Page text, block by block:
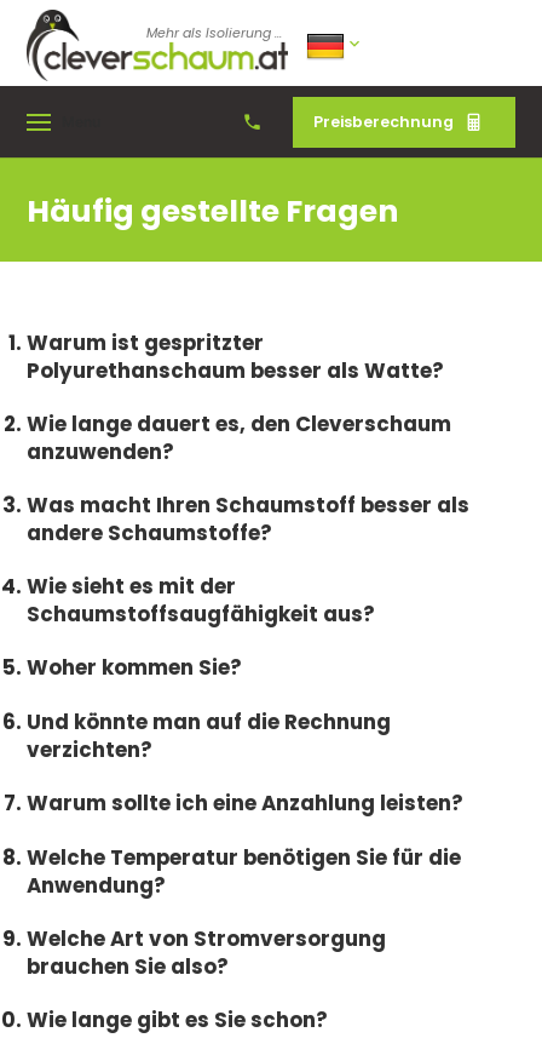
Mehr als Isolierung ...
Preisberechnung
Häufig gestellte Fragen
Warum ist gespritzter
Polyurethanschaum besser als Watte?
Wie lange dauert es, den Cleverschaum
anzuwenden?
Was macht Ihren Schaumstoff besser als
andere Schaumstoffe?
Wie sieht es mit der
Schaumstoffsaugfähigkeit aus?
Woher kommen Sie?
Und könnte man auf die Rechnung
verzichten?
Warum sollte ich eine Anzahlung leisten?
Welche Temperatur benötigen Sie für die
Anwendung?
Welche Art von Stromversorgung
brauchen Sie also?
Wie lange gibt es Sie schon?